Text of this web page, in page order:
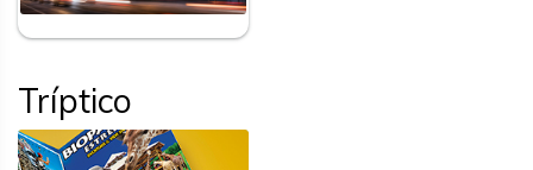
Tríptico